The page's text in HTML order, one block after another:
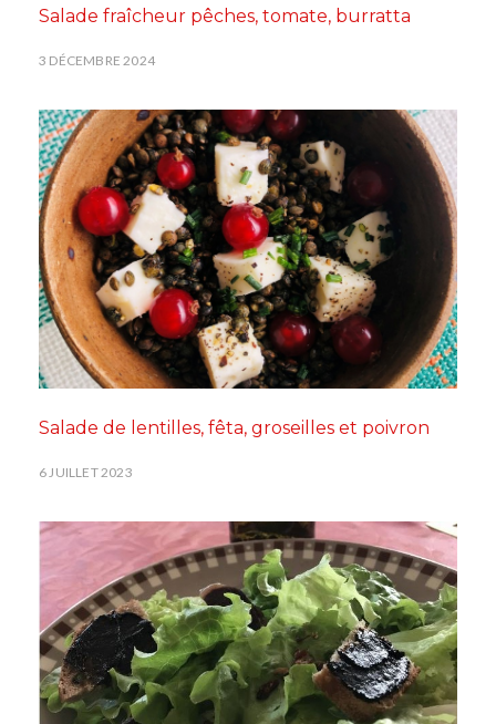
Salade fraîcheur pêches, tomate, burratta
3 DÉCEMBRE 2024
Salade de lentilles, fêta, groseilles et poivron
6 JUILLET 2023